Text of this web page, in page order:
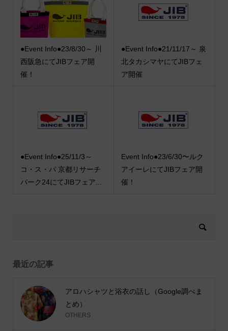
●Event Info●23/8/30～ 川
西阪急にてJIBフェア開
催！
●Event Info●21/11/17～ 泉
北タカシマヤにてJIBフェ
ア開催
●Event Info●25/11/3～
コ・ス・パ 京都リサーチ
パーク24にてJIBフェア...
Event Info●23/6/30〜ルク
アイーレにてJIBフェア開
催！
最近の記事
アロハシャツと浴衣の話し（Google調べま
とめ）
OTHERS